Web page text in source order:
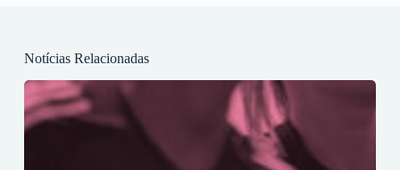
Notícias Relacionadas